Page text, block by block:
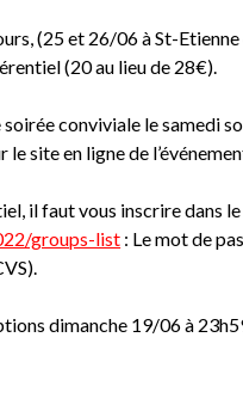
(25 et 26/06 à St-
(20 au lieu de 28€).
conviviale le samedi
site en ligne de
il faut vous inscrire dans
groups-list : Le mot de
dimanche 19/06 à